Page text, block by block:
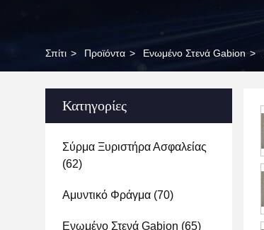
Σπίτι > Προϊόντα > Ενωμένο Στενά Gabion >
Κατηγορίες
Σύρμα Ξυριστήρα Ασφαλείας
(62)
Αμυντικό Φράγμα (70)
Ενωμένο Στενά Gabion (65)